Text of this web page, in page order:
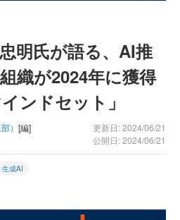
明氏が語る、AI推
織が2024年に獲得
ンドセット」
） [編]
更新日: 2024/06/21
公開日: 2024/06/21
生成AI